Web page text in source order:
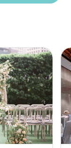
Next